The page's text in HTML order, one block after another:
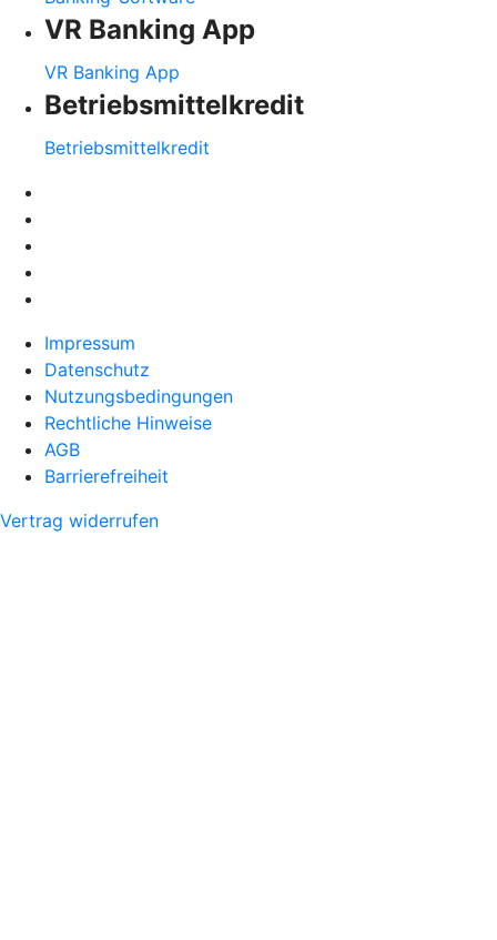
VR Banking App
VR Banking App
Betriebsmittelkredit
Betriebsmittelkredit
Impressum
Datenschutz
Nutzungsbedingungen
Rechtliche Hinweise
AGB
Barrierefreiheit
Vertrag widerrufen